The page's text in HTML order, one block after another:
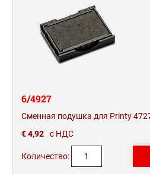
6/4927
Сменная подушка для Printy
€ 4,92
с НДС
Количество: